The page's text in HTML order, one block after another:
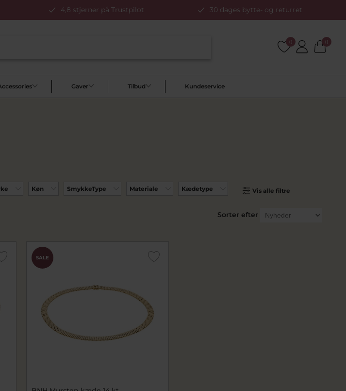
4,8 stjerner på Trustpilot 30 dages bytte- og returret
0 0
Gaver Tilbud Kundeservice
Køn SmykkeType Materiale Kædetype Vis alle filtre
Sorter efter
SALE